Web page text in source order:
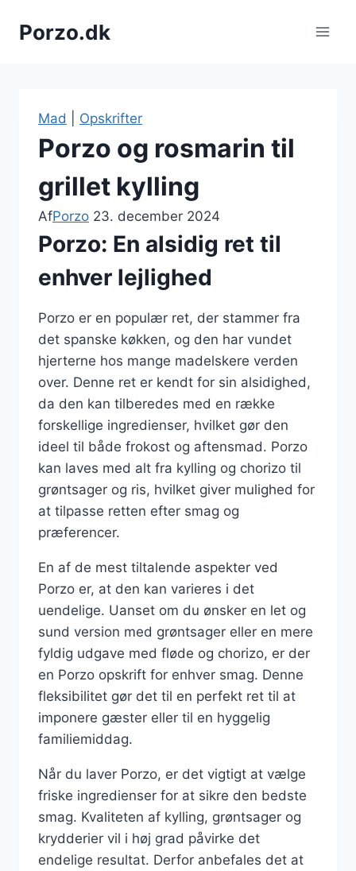
Porzo.dk
Mad Opskrifter
Porzo og rosmarin til
grillet kylling
AfPorzo 23. december 2024
Porzo: En alsidig ret til
enhver lejlighed
Porzo er en populær ret, der stammer fra
det spanske køkken, og den har vundet
hjerterne hos mange madelskere verden
over. Denne ret er kendt for sin alsidighed,
da den kan tilberedes med en række
forskellige ingredienser, hvilket gør den
ideel til både frokost og aftensmad. Porzo
kan laves med alt fra kylling og chorizo til
grøntsager og ris, hvilket giver mulighed for
at tilpasse retten efter smag og
præferencer.
En af de mest tiltalende aspekter ved
Porzo er, at den kan varieres i det
uendelige. Uanset om du ønsker en let og
sund version med grøntsager eller en mere
fyldig udgave med fløde og chorizo, er der
en Porzo opskrift for enhver smag. Denne
fleksibilitet gør det til en perfekt ret til at
imponere gæster eller til en hyggelig
familiemiddag.
Når du laver Porzo, er det vigtigt at vælge
friske ingredienser for at sikre den bedste
smag. Kvaliteten af kylling, grøntsager og
krydderier vil i høj grad påvirke det
endelige resultat. Derfor anbefales det at